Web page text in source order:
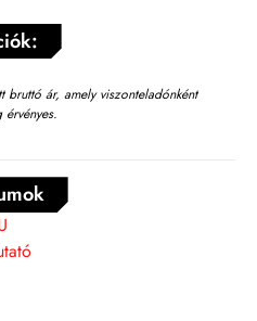
bruttó ár, amely viszonteladónként